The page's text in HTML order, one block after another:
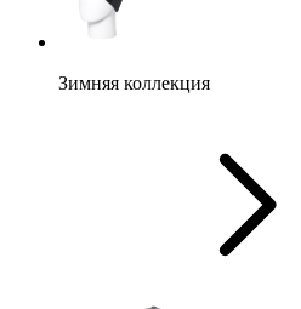
Зимняя коллекция